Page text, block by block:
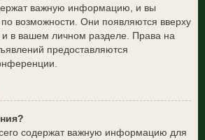
важную информацию, и вы
возможности. Они появляются вверху
в вашем личном разделе. Права на
предоставляются
содержат важную информацию для